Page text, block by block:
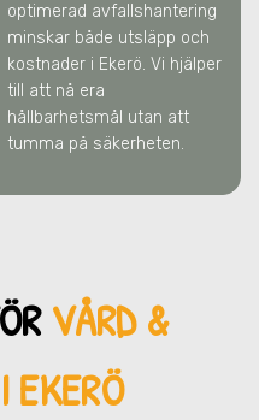
optimerad avfallshantering
minskar både utsläpp och
kostnader i Ekerö. Vi hjälper
till att nå era
hållbarhetsmål utan att
tumma på säkerheten.
VÅRD &
EKERÖ